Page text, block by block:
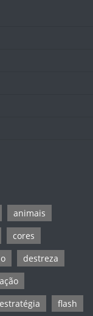
animais
cores
destreza
estratégia
flash